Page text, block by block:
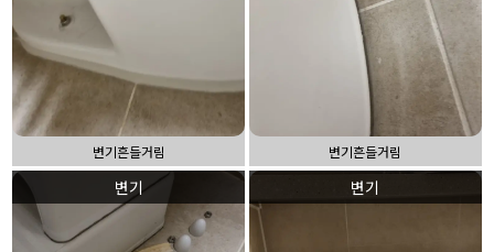
변기흔들거림 변기흔들거림
변기 변기